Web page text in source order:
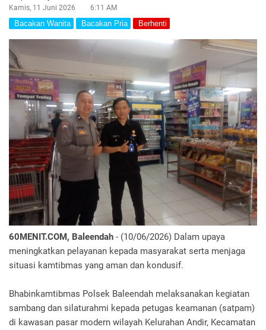
Kamis, 11 Juni 2026
6:11 AM
Bacakan Wanita Bacakan Pria Berhenti
60MENIT.COM, Baleendah - (10/06/2026) Dalam upaya
meningkatkan pelayanan kepada masyarakat serta menjaga
situasi kamtibmas yang aman dan kondusif.
Bhabinkamtibmas Polsek Baleendah melaksanakan kegiatan
sambang dan silaturahmi kepada petugas keamanan (satpam)
di kawasan pasar modern wilayah Kelurahan Andir, Kecamatan